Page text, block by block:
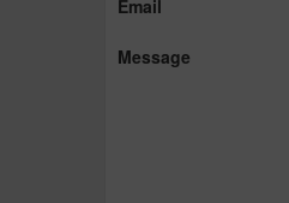
Email
Message